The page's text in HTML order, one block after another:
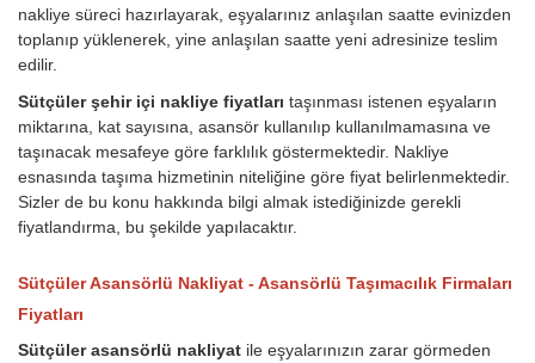
nakliye süreci hazırlayarak, eşyalarınız anlaşılan saatte evinizden
toplanıp yüklenerek, yine anlaşılan saatte yeni adresinize teslim
edilir.
Sütçüler şehir içi nakliye fiyatları taşınması istenen eşyaların
miktarına, kat sayısına, asansör kullanılıp kullanılmamasına ve
taşınacak mesafeye göre farklılık göstermektedir. Nakliye
esnasında taşıma hizmetinin niteliğine göre fiyat belirlenmektedir.
Sizler de bu konu hakkında bilgi almak istediğinizde gerekli
fiyatlandırma, bu şekilde yapılacaktır.
Sütçüler Asansörlü Nakliyat - Asansörlü Taşımacılık Firmaları
Fiyatları
Sütçüler asansörlü nakliyat ile eşyalarınızın zarar görmeden